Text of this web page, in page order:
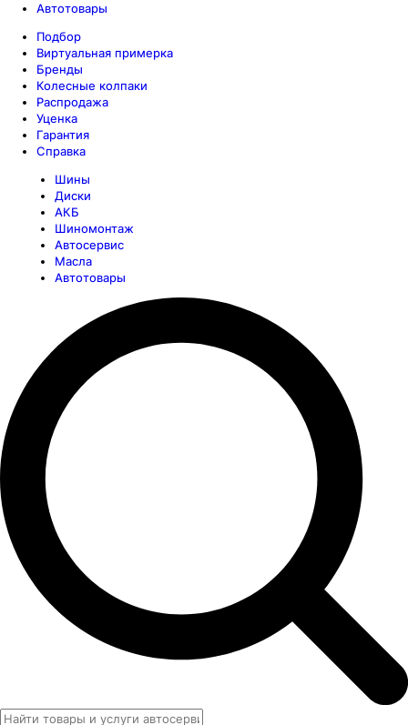
Автотовары
Подбор
Виртуальная примерка
Бренды
Колесные колпаки
Распродажа
Уценка
Гарантия
Справка
Шины
Диски
АКБ
Шиномонтаж
Автосервис
Масла
Автотовары